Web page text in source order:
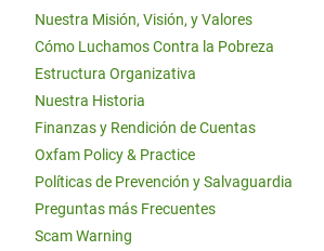
Nuestra Misión, Visión, y Valores
Cómo Luchamos Contra la Pobreza
Estructura Organizativa
Nuestra Historia
Finanzas y Rendición de Cuentas
Oxfam Policy & Practice
Políticas de Prevención y Salvaguardia
Preguntas más Frecuentes
Scam Warning